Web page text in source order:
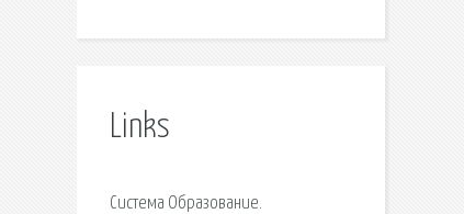
Links
Система Образование.